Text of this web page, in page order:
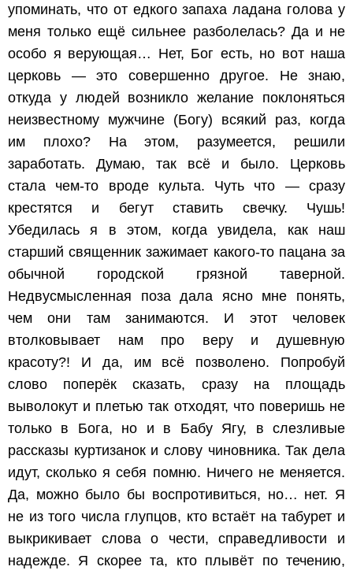
упоминать, что от едкого запаха ладана голова у
меня только ещё сильнее разболелась? Да и не
особо я верующая… Нет, Бог есть, но вот наша
церковь — это совершенно другое. Не знаю,
откуда у людей возникло желание поклоняться
неизвестному мужчине (Богу) всякий раз, когда
им плохо? На этом, разумеется, решили
заработать. Думаю, так всё и было. Церковь
стала чем-то вроде культа. Чуть что — сразу
крестятся и бегут ставить свечку. Чушь!
Убедилась я в этом, когда увидела, как наш
старший священник зажимает какого-то пацана за
обычной городской грязной таверной.
Недвусмысленная поза дала ясно мне понять,
чем они там занимаются. И этот человек
втолковывает нам про веру и душевную
красоту?! И да, им всё позволено. Попробуй
слово поперёк сказать, сразу на площадь
выволокут и плетью так отходят, что поверишь не
только в Бога, но и в Бабу Ягу, в слезливые
рассказы куртизанок и слову чиновника. Так дела
идут, сколько я себя помню. Ничего не меняется.
Да, можно было бы воспротивиться, но… нет. Я
не из того числа глупцов, кто встаёт на табурет и
выкрикивает слова о чести, справедливости и
надежде. Я скорее та, кто плывёт по течению,